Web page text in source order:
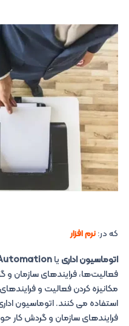
که در:نرم افزار
اتوماسیون اداری یا
فعالیت‌ها، فرایندهای سازمان و
مکانیزه کردن فعالیت و
استفاده می کنند. اتوماسیون
فرایندهای سازمان و گردش کار